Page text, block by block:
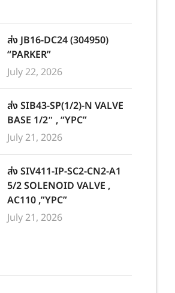
ส่ง JB16-DC24 (304950)
“PARKER”
July 22, 2026
ส่ง SIB43-SP(1/2)-N VALVE
BASE 1/2″ , “YPC”
July 21, 2026
ส่ง SIV411-IP-SC2-CN2-A1
5/2 SOLENOID VALVE ,
AC110 ,”YPC”
July 21, 2026